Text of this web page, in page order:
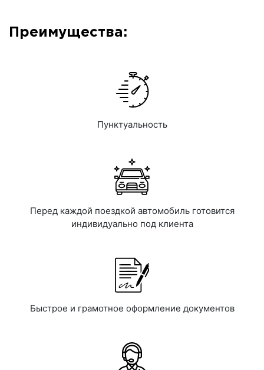
Преимущества:
Пунктуальность
Перед каждой поездкой автомобиль готовится
индивидуально под клиента
Быстрое и грамотное оформление документов